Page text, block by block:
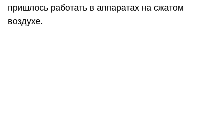
пришлось работать в аппаратах на сжатом
воздухе.